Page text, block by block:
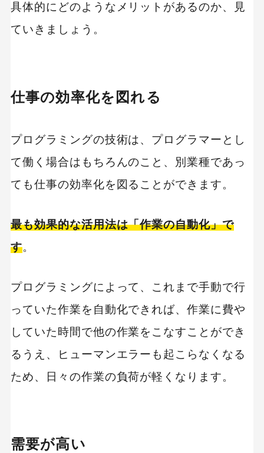
具体的にどのようなメリットがあるのか、見
ていきましょう。
仕事の効率化を図れる
プログラミングの技術は、プログラマーとし
て働く場合はもちろんのこと、別業種であっ
ても仕事の効率化を図ることができます。
最も効果的な活用法は「作業の自動化」で
す。
プログラミングによって、これまで手動で行
っていた作業を自動化できれば、作業に費や
していた時間で他の作業をこなすことができ
るうえ、ヒューマンエラーも起こらなくなる
ため、日々の作業の負荷が軽くなります。
需要が高い